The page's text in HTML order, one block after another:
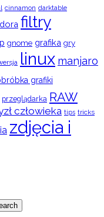
cinnamon darktable
filtry
gnome grafika gry
linux manjaro
grafiki
przeglądarka RAW
człowieka tips tricks
zdjęcia i